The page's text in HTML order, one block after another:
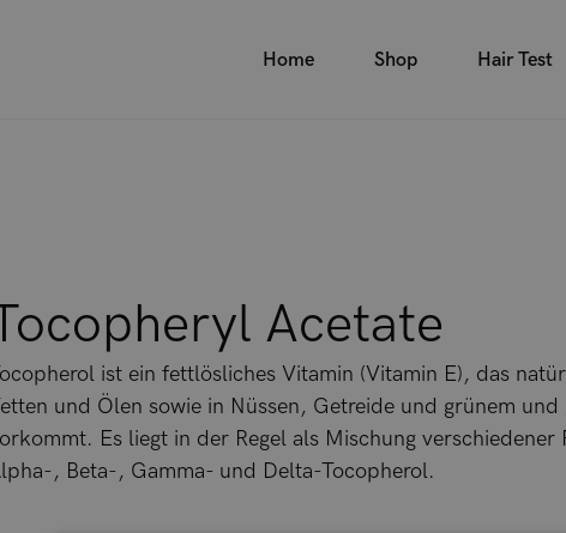
Home Shop Hair Test
Acetate
ist ein fettlösliches Vitamin (Vitamin E), das
und Ölen sowie in Nüssen, Getreide und grünem und
Es liegt in der Regel als Mischung
, Beta-, Gamma- und Delta-Tocopherol.